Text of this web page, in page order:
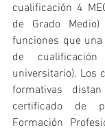
cualificación 4
de Grado
funciones que
de
universitario). Los
formativas
certificado de
Formación